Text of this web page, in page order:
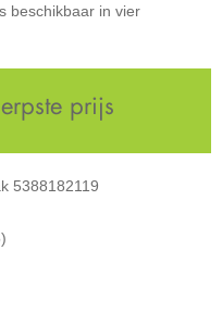
beschikbaar in vier
prijs
5388182119